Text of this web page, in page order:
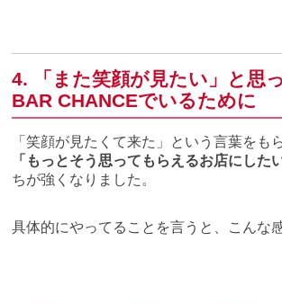
4. 「また笑顔が見たい」と思
BAR CHANCEでいるために
「笑顔が見たくて来た」という言葉をも
「もっとそう思ってもらえるお店にした
ちが強くなりました。
具体的にやってることを言うと、こんな